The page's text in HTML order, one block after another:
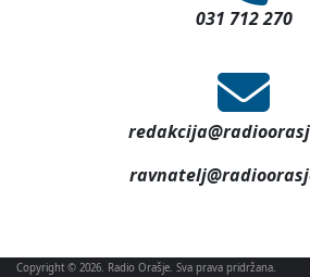
031 712 270
Copyright © 2026. Radio Orašje. Sva prava pridržana.